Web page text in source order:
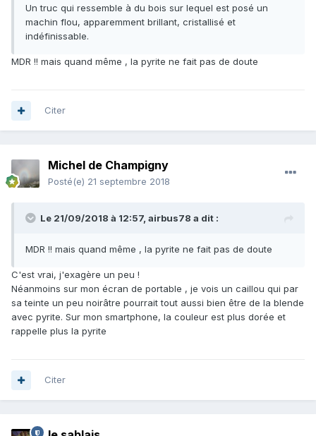
Un truc qui ressemble à du bois sur lequel est posé un
machin flou, apparemment brillant, cristallisé et
indéfinissable.
MDR !! mais quand même , la pyrite ne fait pas de doute
Citer
Michel de Champigny
Posté(e) 21 septembre 2018
Le 21/09/2018 à 12:57, airbus78 a dit :
MDR !! mais quand même , la pyrite ne fait pas de doute
C'est vrai, j'exagère un peu !
Néanmoins sur mon écran de portable , je vois un caillou qui par
sa teinte un peu noirâtre pourrait tout aussi bien être de la blende
avec pyrite. Sur mon smartphone, la couleur est plus dorée et
rappelle plus la pyrite
Citer